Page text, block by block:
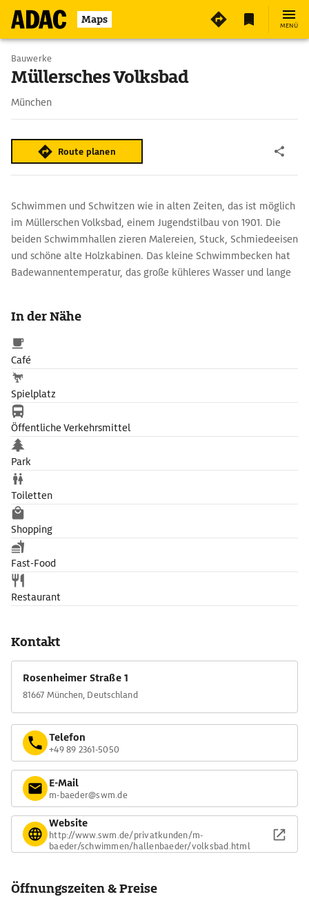
Maps MENÜ
Bauwerke
Müllersches Volksbad
München
Route planen
Schwimmen und Schwitzen wie in alten Zeiten, das ist möglich
im Müllerschen Volksbad, einem Jugendstilbau von 1901. Die
beiden Schwimmhallen zieren Malereien, Stuck, Schmiedeeisen
und schöne alte Holzkabinen. Das kleine Schwimmbecken hat
Badewannentemperatur, das große kühleres Wasser und lange
Farblichteffekten und Aufgüssen.
In der Nähe
Café
Spielplatz
Öffentliche Verkehrsmittel
Park
Toiletten
Shopping
Fast-Food
Restaurant
Kontakt
Rosenheimer Straße 1
81667 München, Deutschland
Telefon
+49 89 2361-5050
E-Mail
m-baeder@swm.de
Website
http://www.swm.de/privatkunden/m-
baeder/schwimmen/hallenbaeder/volksbad.html
Öffnungszeiten & Preise